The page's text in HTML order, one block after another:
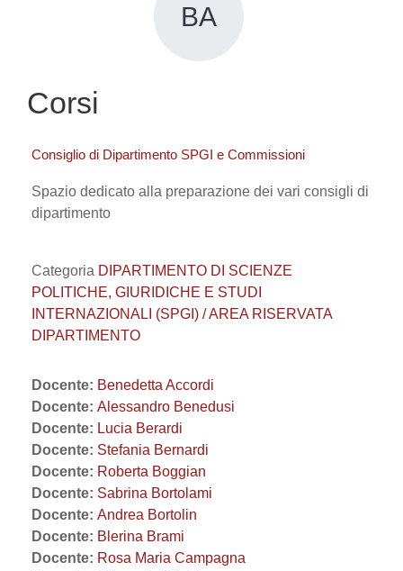
BA
Corsi
Consiglio di Dipartimento SPGI e Commissioni
Spazio dedicato alla preparazione dei vari consigli di
dipartimento
Categoria DIPARTIMENTO DI SCIENZE
POLITICHE, GIURIDICHE E STUDI
INTERNAZIONALI (SPGI) / AREA RISERVATA
DIPARTIMENTO
Docente: Benedetta Accordi
Docente: Alessandro Benedusi
Docente: Lucia Berardi
Docente: Stefania Bernardi
Docente: Roberta Boggian
Docente: Sabrina Bortolami
Docente: Andrea Bortolin
Docente: Blerina Brami
Docente: Rosa Maria Campagna